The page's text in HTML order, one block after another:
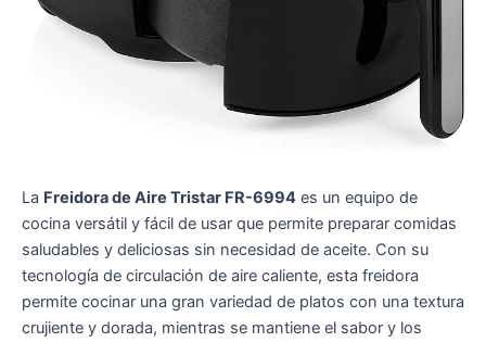
La Freidora de Aire Tristar FR-6994 es un equipo de
cocina versátil y fácil de usar que permite preparar comidas
saludables y deliciosas sin necesidad de aceite. Con su
tecnología de circulación de aire caliente, esta freidora
permite cocinar una gran variedad de platos con una textura
crujiente y dorada, mientras se mantiene el sabor y los